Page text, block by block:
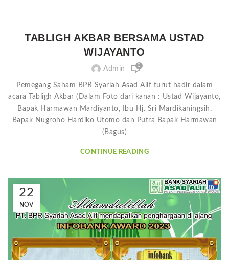
TABLIGH AKBAR BERSAMA USTAD
WIJAYANTO
Admin 0
Pemegang Saham BPR Syariah Asad Alif turut hadir dalam
acara Tabligh Akbar (Dalam Foto dari kanan : Ustad Wijayanto,
Bapak Harmawan Mardiyanto, Ibu Hj. Sri Mardikaningsih,
Bapak Nugroho Hardiko Utomo dan Putra Bapak Harmawan
(Bagus)
CONTINUE READING
22
NOV